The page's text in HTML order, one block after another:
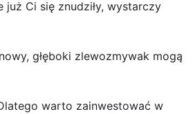
Ci się znudziły, wystarczy
głęboki zlewozmywak mogą
warto zainwestować w